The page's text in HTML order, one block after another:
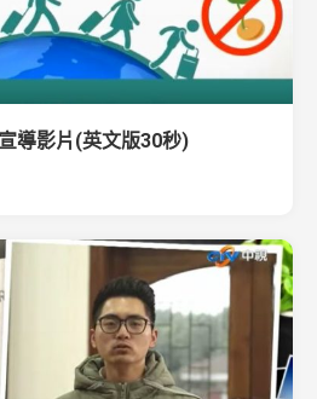
導影片(英文版30秒)